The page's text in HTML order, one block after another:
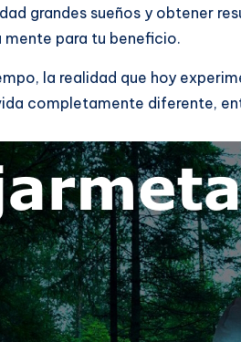
grandes sueños y obtener
para tu beneficio.
la realidad que hoy
completamente diferente,